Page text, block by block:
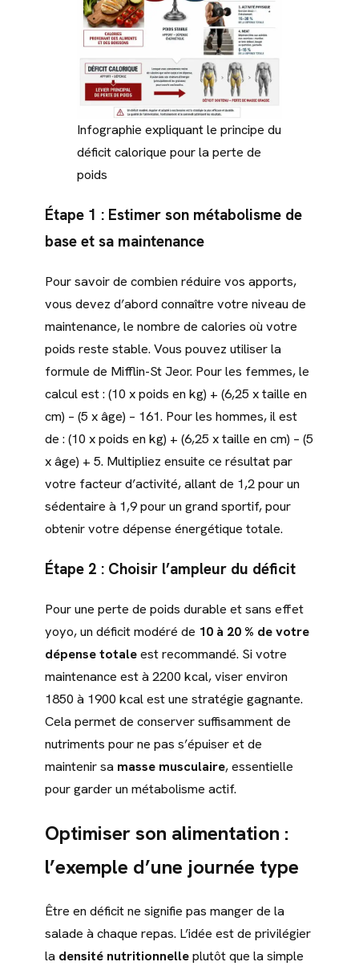
Infographie expliquant le principe du
déficit calorique pour la perte de
poids
Étape 1 : Estimer son métabolisme de
base et sa maintenance
Pour savoir de combien réduire vos apports,
vous devez d’abord connaître votre niveau de
maintenance, le nombre de calories où votre
poids reste stable. Vous pouvez utiliser la
formule de Mifflin-St Jeor. Pour les femmes, le
calcul est : (10 x poids en kg) + (6,25 x taille en
cm) – (5 x âge) – 161. Pour les hommes, il est
de : (10 x poids en kg) + (6,25 x taille en cm) – (5
x âge) + 5. Multipliez ensuite ce résultat par
votre facteur d’activité, allant de 1,2 pour un
sédentaire à 1,9 pour un grand sportif, pour
obtenir votre dépense énergétique totale.
Étape 2 : Choisir l’ampleur du déficit
Pour une perte de poids durable et sans effet
yoyo, un déficit modéré de 10 à 20 % de votre
dépense totaleest recommandé. Si votre
maintenance est à 2200 kcal, viser environ
1850 à 1900 kcal est une stratégie gagnante.
Cela permet de conserver suffisamment de
nutriments pour ne pas s’épuiser et de
maintenir sa masse musculaire, essentielle
pour garder un métabolisme actif.
Optimiser son alimentation :
l’exemple d’une journée type
Être en déficit ne signifie pas manger de la
salade à chaque repas. L’idée est de privilégier
la densité nutritionnelleplutôt que la simple